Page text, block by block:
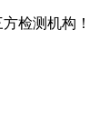
检测机构！